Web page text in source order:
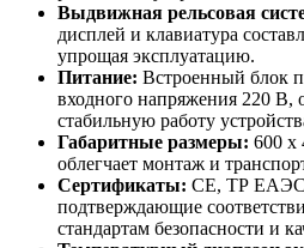
Выдвижная рельсовая
дисплей и клавиатура
упрощая эксплуатацию.
Питание: Встроенный блок
входного напряжения 220 В,
стабильную работу
Габаритные размеры: 600 x
облегчает монтаж и
Сертификаты: CE, ТР
подтверждающие
стандартам безопасности и